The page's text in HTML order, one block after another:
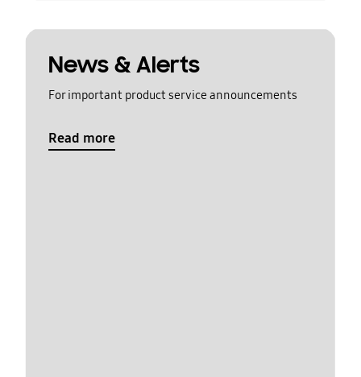
News & Alerts
For important product service announcements
Read more